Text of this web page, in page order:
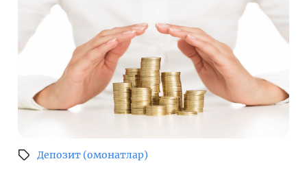
Депозит (омонатлар)